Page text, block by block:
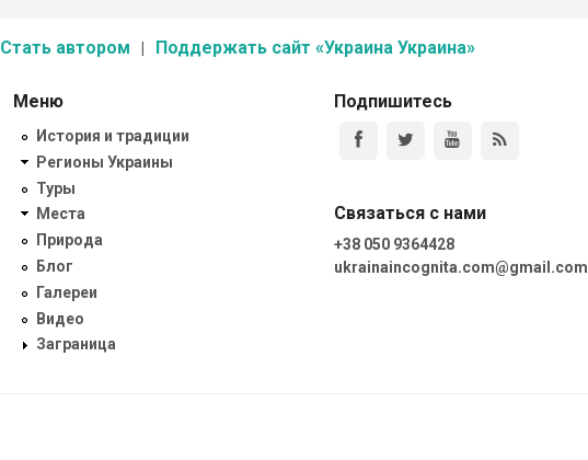
Стать автором Поддержать сайт «Украина Украина»
Меню
История и традиции
Регионы Украины
Туры
Места
Природа
Блог
Галереи
Видео
Заграница
Подпишитесь
Связаться с нами
+38 050 9364428
ukrainaincognita.com@gmail.com